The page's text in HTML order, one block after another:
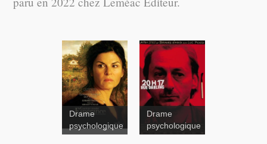
Drame
psychologique
20h17, rue
Drame
psychologique